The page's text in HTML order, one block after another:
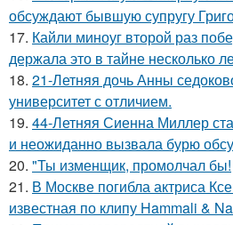
обсуждают бывшую супругу
17. Кайли миноуг второй раз
держала это в тайне несколько
18. 21-Летняя дочь Анны
университет с отличием.
19. 44-Летняя Сиенна Миллер
и неожиданно вызвала бурю
20. "Ты изменщик, промолчал бы!
21. В Москве погибла актриса
известная по клипу Hammali &